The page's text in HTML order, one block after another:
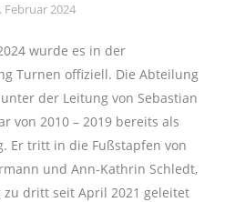
Februar 2024
wurde es in der
Turnen offiziell. Die Abteilung
der Leitung von Sebastian
von 2010 – 2019 bereits als
Er tritt in die Fußstapfen von
und Ann-Kathrin Schledt,
dritt seit April 2021 geleitet